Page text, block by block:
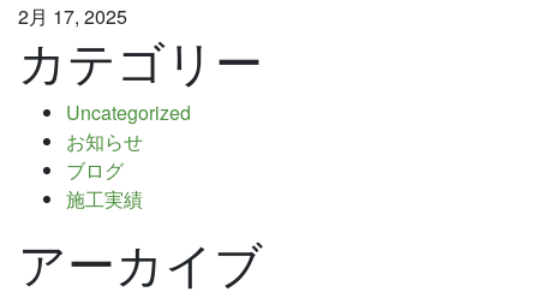
2月 17, 2025
カテゴリー
Uncategorized
お知らせ
ブログ
施工実績
アーカイブ